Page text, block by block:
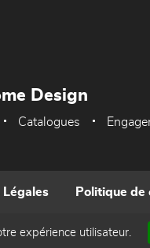
Design
Catalogues
Légales Politique
Réalisé
expérience utilisateur.